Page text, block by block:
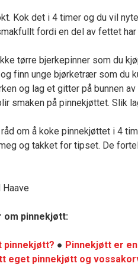
Kok det i 4 timer og du vil
fordi en del av fettet
tørre bjerkepinner som du
finn unge bjørketrær som du
og lag et gitter på bunnen
smaken på pinnekjøttet. Slik
om å koke pinnekjøttet i 4
og takket for tipset. De
Haave
om pinnekjøtt:
pinnekjøtt? ● Pinnekjøtt er
eget pinnekjøtt og